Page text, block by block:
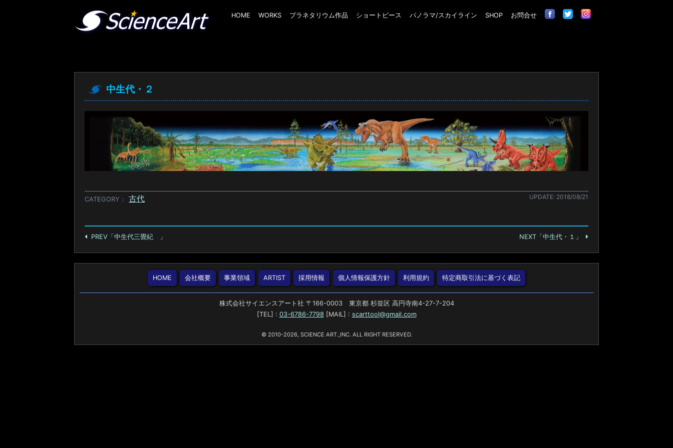
HOME WORKS プラネタリウム作品 ショートピース パノラマ/スカイライン SHOP お問合せ
中生代・２
CATEGORY 古代 UPDATE: 2018/08/21
PREV「中生代三畳紀 」 NEXT「中生代・１」
HOME 会社概要 事業領域 ARTIST 採用情報 個人情報保護方針 利用規約 特定商取引法に基づく表記
株式会社サイエンスアート社 〒166-0003 東京都 杉並区 高円寺南4-27-7-204
[TEL] : 03-6786-7798 [MAIL] : scarttool@gmail.com
© 2010-2026, SCIENCE ART.,INC. ALL RIGHT RESERVED.